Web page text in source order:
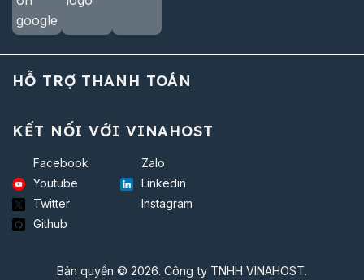
HỖ TRỢ THANH TOÁN
KẾT NỐI VỚI VINAHOST
Facebook
Zalo
Youtube
Linkedin
Twitter
Instagram
Github
Bản quyền © 2026. Công ty TNHH VINAHOST.